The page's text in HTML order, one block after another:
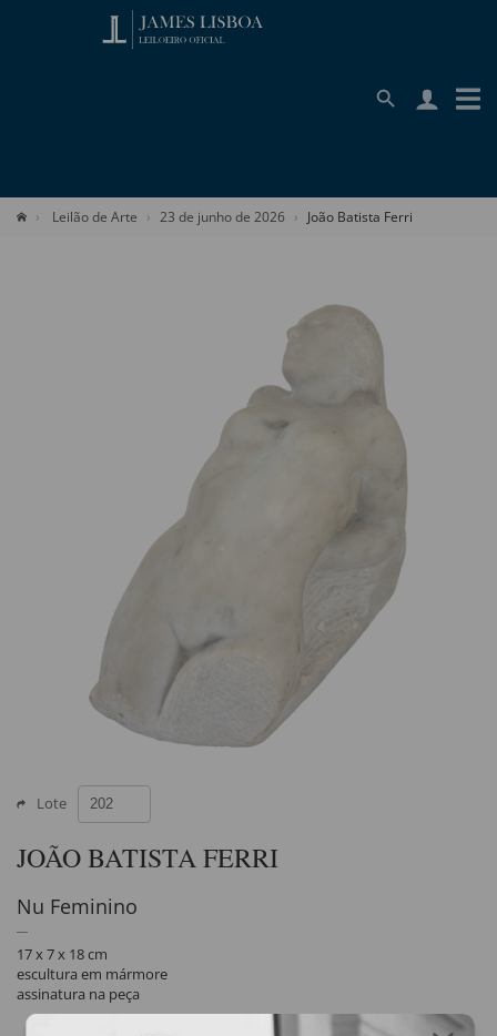
Leilão de Arte 23 de junho de 2026 João Batista Ferri
Lote
JOÃO BATISTA FERRI
Nu Feminino
17 x 7 x 18 cm
escultura em mármore
assinatura na peça